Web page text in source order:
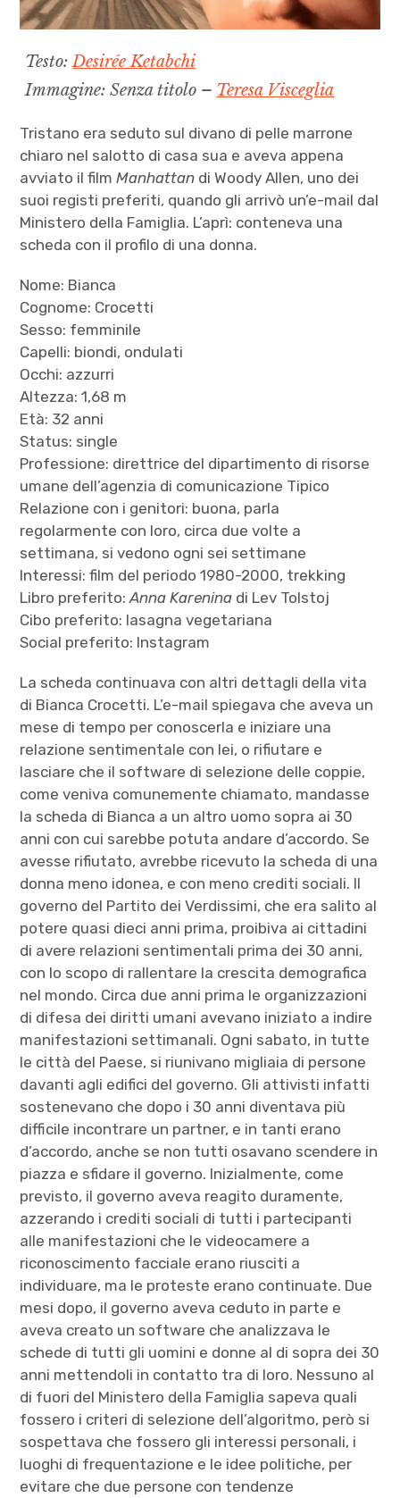
Testo:Desirée Ketabchi
Immagine: Senza titolo – Teresa Visceglia
Tristano era seduto sul divano di pelle marrone
chiaro nel salotto di casa sua e aveva appena
avviato il filmManhattan di Woody Allen, uno dei
suoi registi preferiti, quando gli arrivò un’e-mail dal
Ministero della Famiglia. L’aprì: conteneva una
scheda con il profilo di una donna.
Nome: Bianca
Cognome: Crocetti
Sesso: femminile
Capelli: biondi, ondulati
Occhi: azzurri
Altezza: 1,68 m
Età: 32 anni
Status: single
Professione: direttrice del dipartimento di risorse
umane dell’agenzia di comunicazione Tipico
Relazione con i genitori: buona, parla
regolarmente con loro, circa due volte a
settimana, si vedono ogni sei settimane
Interessi: film del periodo 1980-2000, trekking
Libro preferito:Anna Karenina di Lev Tolstoj
Cibo preferito: lasagna vegetariana
Social preferito: Instagram
La scheda continuava con altri dettagli della vita
di Bianca Crocetti. L’e-mail spiegava che aveva un
mese di tempo per conoscerla e iniziare una
relazione sentimentale con lei, o rifiutare e
lasciare che il software di selezione delle coppie,
come veniva comunemente chiamato, mandasse
la scheda di Bianca a un altro uomo sopra ai 30
anni con cui sarebbe potuta andare d’accordo. Se
avesse rifiutato, avrebbe ricevuto la scheda di una
donna meno idonea, e con meno crediti sociali. Il
governo del Partito dei Verdissimi, che era salito al
potere quasi dieci anni prima, proibiva ai cittadini
di avere relazioni sentimentali prima dei 30 anni,
con lo scopo di rallentare la crescita demografica
nel mondo. Circa due anni prima le organizzazioni
di difesa dei diritti umani avevano iniziato a indire
manifestazioni settimanali. Ogni sabato, in tutte
le città del Paese, si riunivano migliaia di persone
davanti agli edifici del governo. Gli attivisti infatti
sostenevano che dopo i 30 anni diventava più
difficile incontrare un partner, e in tanti erano
d’accordo, anche se non tutti osavano scendere in
piazza e sfidare il governo. Inizialmente, come
previsto, il governo aveva reagito duramente,
azzerando i crediti sociali di tutti i partecipanti
alle manifestazioni che le videocamere a
riconoscimento facciale erano riusciti a
individuare, ma le proteste erano continuate. Due
mesi dopo, il governo aveva ceduto in parte e
aveva creato un software che analizzava le
schede di tutti gli uomini e donne al di sopra dei 30
anni mettendoli in contatto tra di loro. Nessuno al
di fuori del Ministero della Famiglia sapeva quali
fossero i criteri di selezione dell’algoritmo, però si
sospettava che fossero gli interessi personali, i
luoghi di frequentazione e le idee politiche, per
evitare che due persone con tendenze